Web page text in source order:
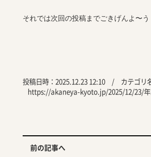
それでは次回の投稿までごきげんよ〜う
投稿日時：2025.12.23 12:10 / カテゴリ
https://akaneya-kyoto.jp/2025/12/23/年
前の記事へ